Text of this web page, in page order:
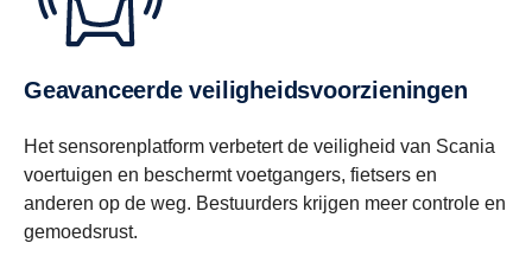
Geavanceerde veiligheidsvoorzieningen
Het sensorenplatform verbetert de veiligheid van Scania
voertuigen en beschermt voetgangers, fietsers en
anderen op de weg. Bestuurders krijgen meer controle en
gemoedsrust.